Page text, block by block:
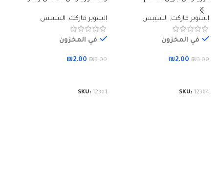
السوبر ماركت, الشيبس
في المخزون
₪3.00
₪2.00
SKU: 12364
السوبر ماركت, الشيبس
في المخزون
₪3.00
₪2.00
SKU: 12361